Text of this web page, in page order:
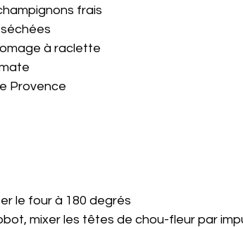
champignons frais
séchées
fromage à raclette
de Provence
le four à 180 degrés
robot, mixer les têtes de chou-fleur par